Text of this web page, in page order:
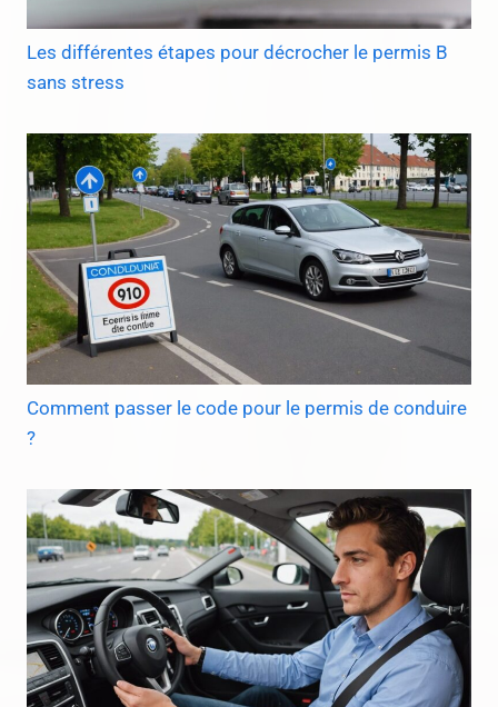
Les différentes étapes pour décrocher le permis B
sans stress
Comment passer le code pour le permis de conduire
?